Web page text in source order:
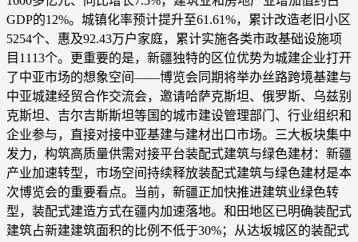
GDP的12%。城镇化率预计提升至61.61%，累计改造老旧小区
5254个、惠及92.43万户家庭，累计实施各类市政基础设施项
目1113个。更重要的是，新疆独特的区位优势为城建企业打开
了中亚市场的想象空间——博览会同期将举办丝路跨境基建与
中亚城建经贸合作交流会，邀请哈萨克斯坦、俄罗斯、乌兹别
克斯坦、吉尔吉斯斯坦等国的城市建设管理部门、行业组织和
企业参与，直接对接中亚基建与建材出口市场。三大板块集中
发力，构筑高质量供需对接平台装配式建筑与绿色建材：新疆
产业加速转型，市场空间持续释放装配式建筑与绿色建材是本
次博览会的重要看点。当前，新疆正加快推进建筑业绿色转
型，装配式建造方式在疆内加速落地。和田地区已明确装配式
建筑占新建建筑面积的比例不低于30%；从达坂城区的装配式